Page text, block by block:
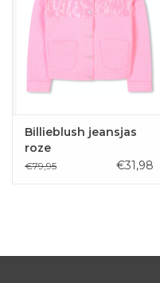
Billieblush jeansjas
roze
€79,95 €31,98